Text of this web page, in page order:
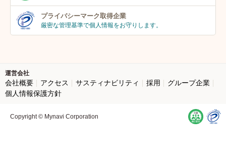
プライバシーマーク取得企業
厳密な管理基準で個人情報をお守りします。
運営会社
会社概要 アクセス サスティナビリティ 採用
グループ企業
個人情報保護方針
Copyright © Mynavi Corporation